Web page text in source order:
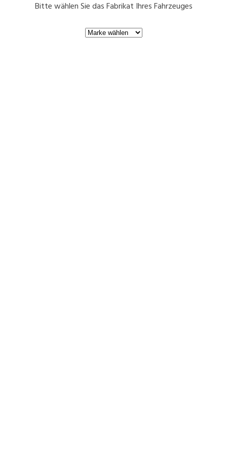
Bitte wählen Sie das Fabrikat Ihres Fahrzeuges